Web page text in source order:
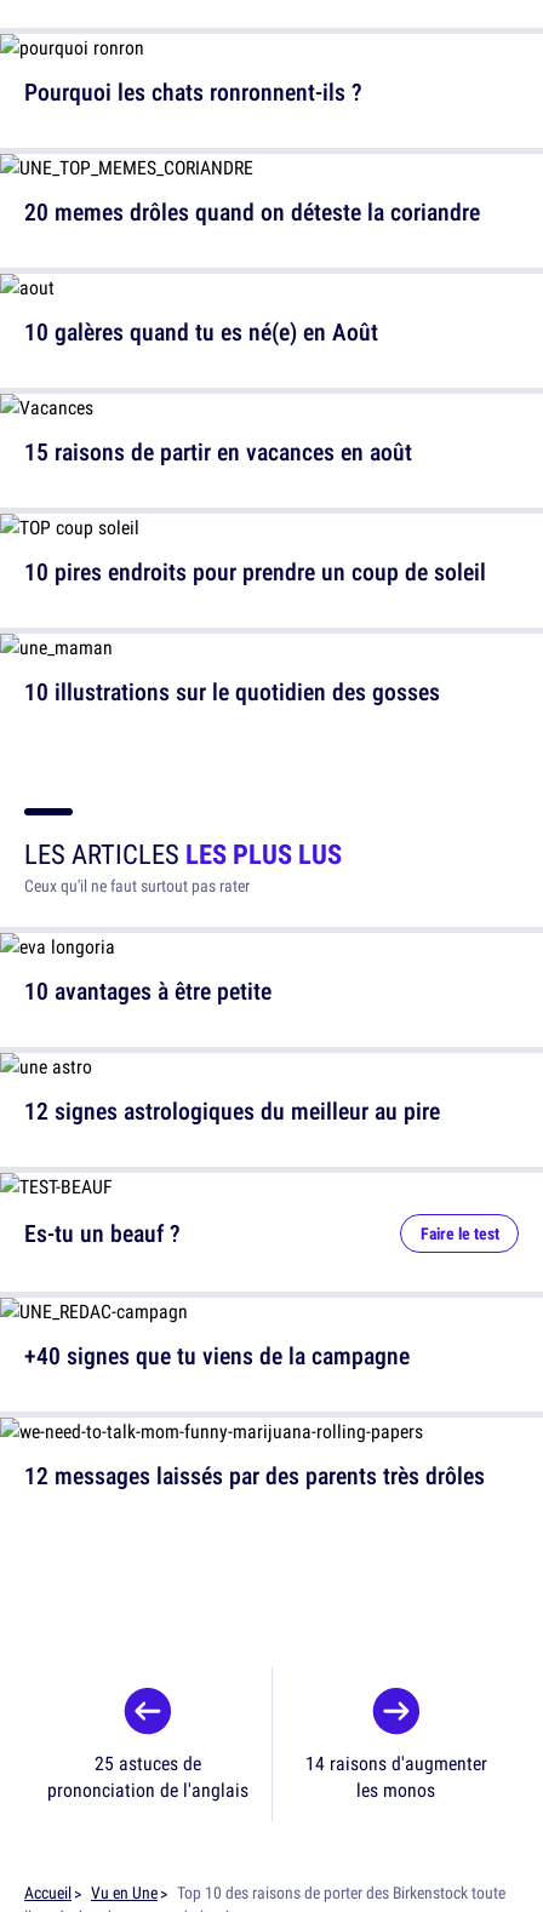
Pourquoi les chats ronronnent-ils ?
10 galères quand tu es né(e) en Août
10 pires endroits pour prendre un coup de soleil
20 memes drôles quand on déteste la coriandre
15 raisons de partir en vacances en août
10 illustrations sur le quotidien des gosses
LES ARTICLES LES PLUS LUS
Ceux qu'il ne faut surtout pas rater
10 avantages à être petite
12 signes astrologiques du meilleur au pire
12 messages laissés par des parents très drôles
Es-tu un beauf ? Faire le test
+40 signes que tu viens de la campagne
25 astuces de
prononciation de l'anglais
14 raisons d'augmenter
les monos
Accueil Vu en Une
Top 10 des raisons de porter des Birkenstock toute